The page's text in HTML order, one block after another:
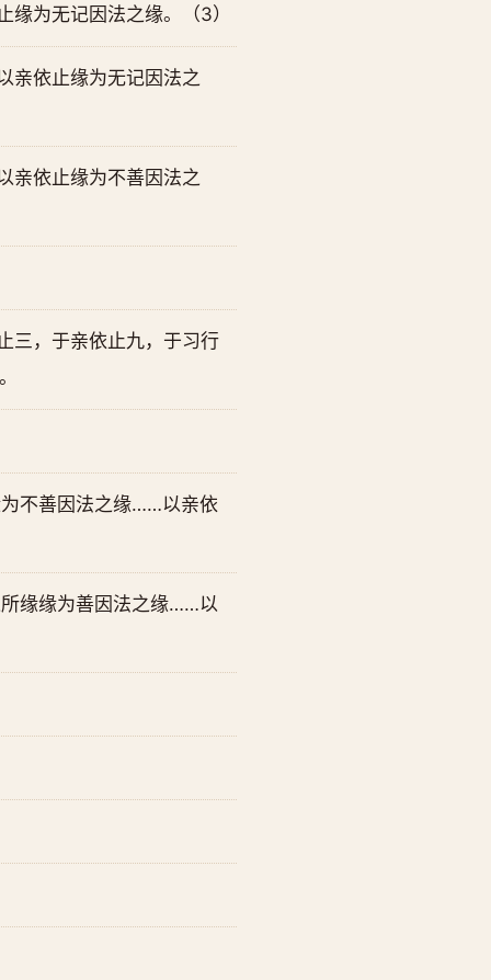
为无记因法之缘。（3）
亲依止缘为无记因法之
亲依止缘为不善因法之
三，于亲依止九，于习行
不善因法之缘……以亲依
缘缘为善因法之缘……以